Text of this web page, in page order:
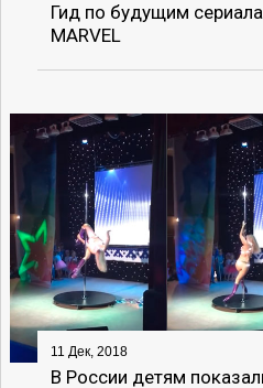
Гид по будущим
MARVEL
11 Дек, 2018
В России детям